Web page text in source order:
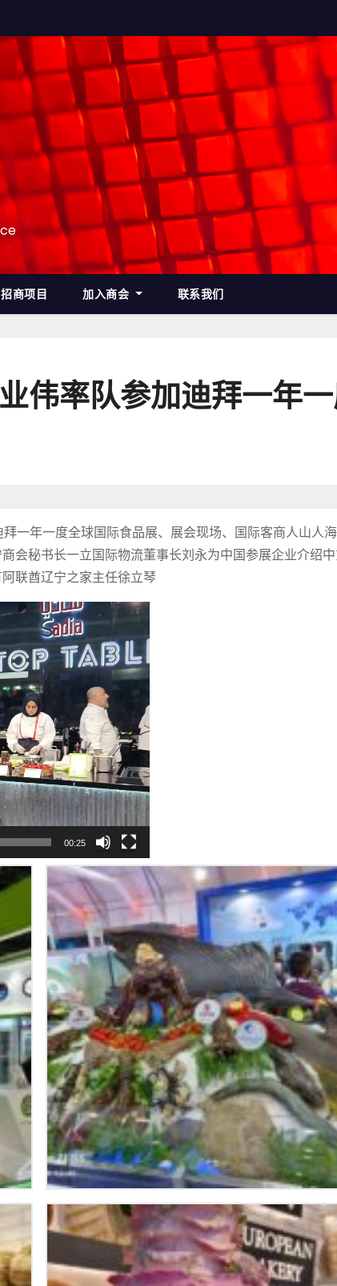
招商项目 加入商会 联系我们
伟率队参加迪拜一年
一年一度全球国际食品展、展会现场、国际客商人山人
会秘书长一立国际物流董事长刘永为中国参展企业介绍
联酋辽宁之家主任徐立琴
00:25